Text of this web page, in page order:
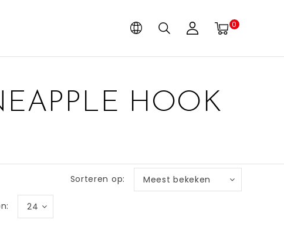
0
HOOK
Sorteren op: Meest bekeken
24